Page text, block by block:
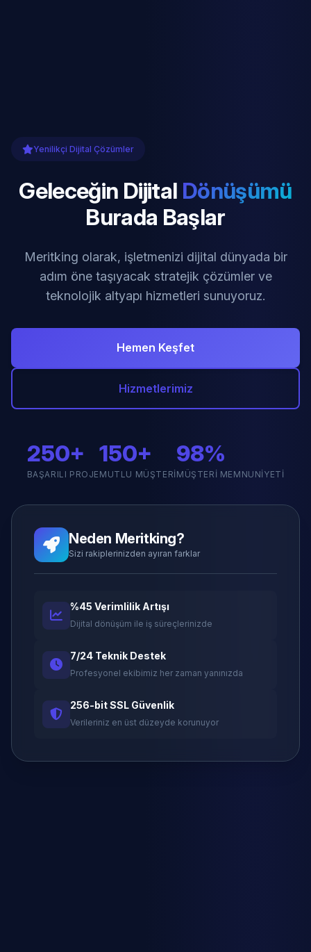
Yenilikçi Dijital Çözümler
Geleceğin Dijital Dönüşümü
Burada Başlar
Meritking olarak, işletmenizi dijital dünyada bir
adım öne taşıyacak stratejik çözümler ve
teknolojik altyapı hizmetleri sunuyoruz.
Hemen Keşfet
Hizmetlerimiz
250+
BAŞARILI PROJE
150+
MUTLU MÜŞTERI
98%
MÜŞTERI MEMNUNIYETI
Neden Meritking?
Sizi rakiplerinizden ayıran farklar
%45 Verimlilik Artışı
Dijital dönüşüm ile iş süreçlerinizde
7/24 Teknik Destek
Profesyonel ekibimiz her zaman yanınızda
256-bit SSL Güvenlik
Verileriniz en üst düzeyde korunuyor